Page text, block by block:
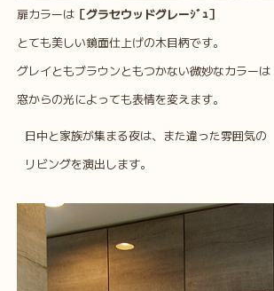
扉カラーは［グラセウッドグレーｼﾞｭ］
とても美しい鏡面仕上げの木目柄です。
グレイともブラウンともつかない微妙なカラーは
窓からの光によっても表情を変えます。
日中と家族が集まる夜は、また違った雰囲気の
リビングを演出します。